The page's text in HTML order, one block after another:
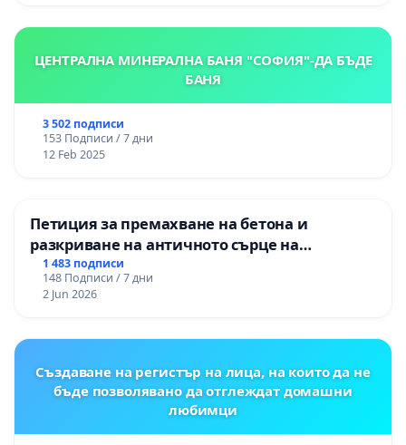
ЦЕНТРАЛНА МИНЕРАЛНА БАНЯ "СОФИЯ"-ДА БЪДЕ
БАНЯ
3 502 подписи
153 Подписи / 7 дни
12 Feb 2025
Петиция за премахване на бетона и
разкриване на античното сърце на
Могиланската могила във Враца
1 483 подписи
148 Подписи / 7 дни
2 Jun 2026
Създаване на регистър на лица, на които да не
бъде позволявано да отглеждат домашни
любимци